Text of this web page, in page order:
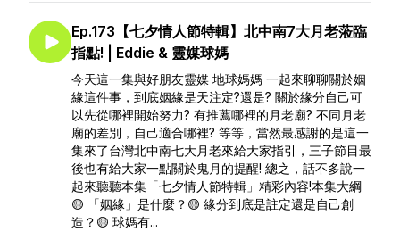
Ep.173【七夕情人節特輯】北中南7大月老蒞臨
指點! | Eddie & 靈媒球媽
今天這一集與好朋友靈媒 地球媽媽 一起來聊聊關於姻
緣這件事，到底姻緣是天注定?還是? 關於緣分自己可
以先從哪裡開始努力? 有推薦哪裡的月老廟? 不同月老
廟的差別，自己適合哪裡? 等等，當然最感謝的是這一
集來了台灣北中南七大月老來給大家指引，三子節目最
後也有給大家一點關於鬼月的提醒! 總之，話不多說一
起來聽聽本集「七夕情人節特輯」精彩內容!本集大綱
🟡 「姻緣」是什麼？🟡 緣分到底是註定還是自己創
造？🟡 球媽有...